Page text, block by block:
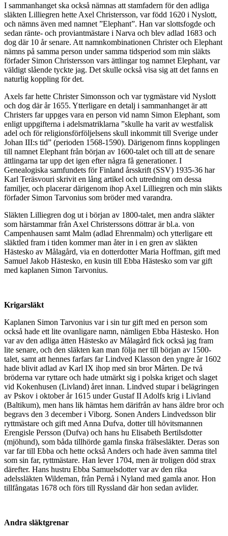
I sammanhanget ska också nämnas att stamfadern för den adliga
släkten Lilliegren hette Axel Christersson, var född 1620 i Nyslott,
och nämns även med namnet ”Elephant”. Han var slottsfogde och
sedan ränte- och proviantmästare i Narva och blev adlad 1683 och
dog där 10 år senare. Att namnkombinationen Christer och Elephant
nämns på samma person under samma tidsperiod som min släkts
förfader Simon Christersson vars ättlingar tog namnet Elephant, var
väldigt slående tyckte jag. Det skulle också visa sig att det fanns en
naturlig koppling för det.
Axels far hette Christer Simonsson och var tygmästare vid Nyslott
och dog där år 1655. Ytterligare en detalj i sammanhanget är att
Christers far uppges vara en person vid namn Simon Elephant, som
enligt uppgifterna i adelsmatriklarna ”skulle ha varit av westfalisk
adel och för religionsförföljelsens skull inkommit till Sverige under
Johan III:s tid” (perioden 1568-1590). Därigenom finns kopplingen
till namnet Elephant från början av 1600-talet och till att de senare
ättlingarna tar upp det igen efter några få generationer. I
Genealogiska samfundets för Finland årsskrift (SSV) 1935-36 har
Karl Teräsvouri skrivit en lång artikel och utredning om dessa
familjer, och placerar därigenom ihop Axel Lilliegren och min släkts
förfader Simon Tarvonius som bröder med varandra.
Släkten Lilliegren dog ut i början av 1800-talet, men andra släkter
som härstammar från Axel Christerssons döttrar är bl.a. von
Campenhausen samt Malm (adlad Ehrenmalm) och ytterligare ett
släktled fram i tiden kommer man åter in i en gren av släkten
Hästesko av Målagård, via en dotterdotter Maria Hoffman, gift med
Samuel Jakob Hästesko, en kusin till Ebba Hästesko som var gift
med kaplanen Simon Tarvonius.
Krigarsläkt
Kaplanen Simon Tarvonius var i sin tur gift med en person som
också hade ett lite ovanligare namn, nämligen Ebba Hästesko. Hon
var av den adliga ätten Hästesko av Målagård fick också jag fram
lite senare, och den släkten kan man följa ner till början av 1500-
talet, samt att hennes farfars far Lindved Klasson den yngre år 1602
hade blivit adlad av Karl IX ihop med sin bror Mårten. De två
bröderna var ryttare och hade utmärkt sig i polska kriget och slaget
vid Kokenhusen (Livland) året innan. Lindved stupar i belägringen
av Pskov i oktober år 1615 under Gustaf II Adolfs krig i Livland
(Baltikum), men hans lik hämtas hem därifrån av hans äldre bror och
begravs den 3 december i Viborg. Sonen Anders Lindvedsson blir
ryttmästare och gift med Anna Dufva, dotter till hövitsmannen
Erengisle Persson (Dufva) och hans hu Elisabeth Bertilsdotter
(mjöhund), som båda tillhörde gamla finska frälsesläkter. Deras son
var far till Ebba och hette också Anders och hade även samma titel
som sin far, ryttmästare. Han lever 1704, men är troligen död strax
därefter. Hans hustru Ebba Samuelsdotter var av den rika
adelssläkten Wildeman, från Pernå i Nyland med gamla anor. Hon
tillfångatas 1678 och förs till Ryssland där hon sedan avlider.
Andra släktgrenar